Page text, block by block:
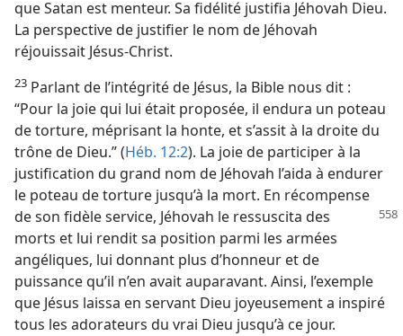
que Satan est menteur. Sa fidélité justifia Jéhovah Dieu.
La perspective de justifier le nom de Jéhovah
réjouissait Jésus-Christ.
23 Parlant de l’intégrité de Jésus, la Bible nous dit :
“Pour la joie qui lui était proposée, il endura un poteau
de torture, méprisant la honte, et s’assit à la droite du
trône de Dieu.” (Héb. 12:2). La joie de participer à la
justification du grand nom de Jéhovah l’aida à endurer
le poteau de torture jusqu’à la mort. En récompense
de son fidèle service, Jéhovah le ressuscita des
morts et lui rendit sa position parmi les armées
angéliques, lui donnant plus d’honneur et de
puissance qu’il n’en avait auparavant. Ainsi, l’exemple
que Jésus laissa en servant Dieu joyeusement a inspiré
tous les adorateurs du vrai Dieu jusqu’à ce jour.